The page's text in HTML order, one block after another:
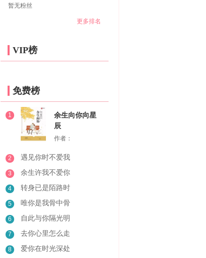
暂无粉丝
更多排名
VIP榜
免费榜
1
余生向你向星
辰
作者：
2 遇见你时不爱我
3 余生许我不爱你
4 转身已是陌路时
5 唯你是我骨中骨
6 自此与你隔光明
7 去你心里怎么走
8 爱你在时光深处